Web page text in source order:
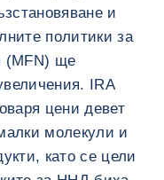
и
политики за
(MFN) ще
IRA
цени девет
молекули и
като се цели